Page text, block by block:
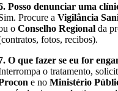
Posso denunciar uma
Procure aVigilância
oConselho Regional da
fotos, recibos).
O que fazer se eu for
o tratamento,
e noMinistério